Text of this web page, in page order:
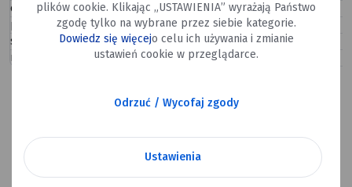
czwartek
08:00–18:00
piątek
08:00–18:00
sobota
08:00–13:00
niedziela
Zamknięte
plików cookie. Klikając „USTAWIENIA” wyrażają Państwo
zgodę tylko na wybrane przez siebie kategorie.
Dowiedz się więcejo celu ich używania i zmianie
ustawień cookie w przeglądarce.
Odrzuć / Wycofaj zgody
Ustawienia